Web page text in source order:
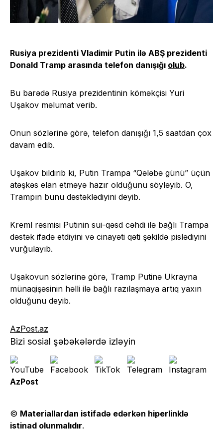
Rusiya prezidenti Vladimir Putin ilə ABŞ prezidenti
Donald Tramp arasında telefon danışığı olub.
Bu barədə Rusiya prezidentinin köməkçisi Yuri
Uşakov məlumat verib.
Onun sözlərinə görə, telefon danışığı 1,5 saatdan çox
davam edib.
Uşakov bildirib ki, Putin Trampa “Qələbə günü” üçün
atəşkəs elan etməyə hazır olduğunu söyləyib. O,
Trampın bunu dəstəklədiyini deyib.
Kreml rəsmisi Putinin sui-qəsd cəhdi ilə bağlı Trampa
dəstək ifadə etdiyini və cinayəti qəti şəkildə pislədiyini
vurğulayıb.
Uşakovun sözlərinə görə, Tramp Putinə Ukrayna
münaqişəsinin həlli ilə bağlı razılaşmaya artıq yaxın
olduğunu deyib.
AzPost.az
Bizi sosial şəbəkələrdə izləyin
AzPost
© Materiallardan istifadə edərkən hiperlinklə
istinad olunmalıdır.